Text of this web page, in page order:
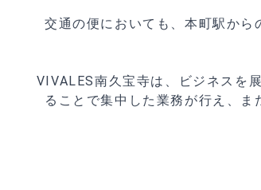
交通の便においても、本町駅か
VIVALES南久宝寺は、ビジネスを
ることで集中した業務が行え、